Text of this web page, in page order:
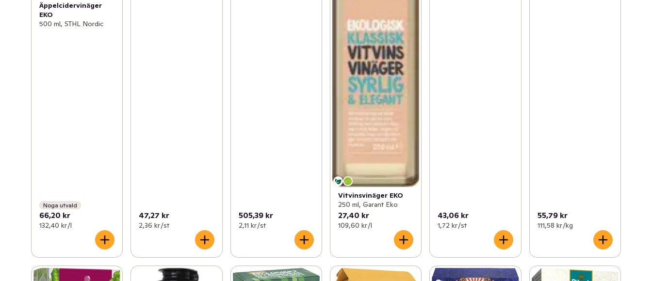
Äppelcidervinäger
EKO
500 ml, STHL Nordic
Noga utvald
66,20 kr
132,40 kr /l
47,27 kr
2,36 kr /st
505,39 kr
2,11 kr /st
Vitvinsvinäger EKO
250 ml, Garant Eko
27,40 kr
109,60 kr /l
43,06 kr
1,72 kr /st
55,79 kr
111,58 kr /kg